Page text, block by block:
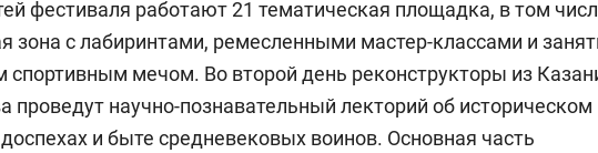
фестиваля работают 21 тематическая площадка, в том
зона с лабиринтами, ремесленными мастер-классами и
спортивным мечом. Во второй день реконструкторы из
проведут научно-познавательный лекторий об историческом
и быте средневековых воинов. Основная часть